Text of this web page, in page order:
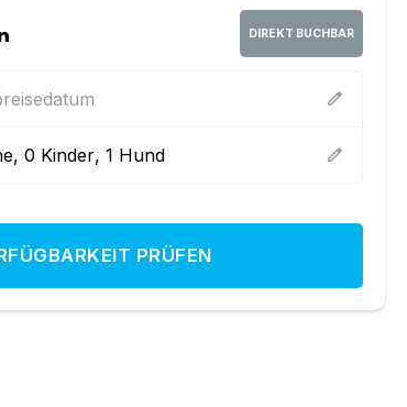
DIREKT BUCHBAR
edit
,0 Kinder,1 Hund edit
PRÜFEN